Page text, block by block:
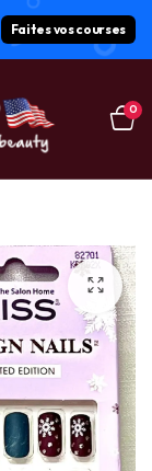
Faites vos courses
0